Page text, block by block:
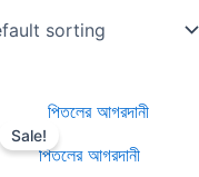
Sale!
পিতলের আগরদানী
Original
was:
750৳ .
Current
is:
700৳ .